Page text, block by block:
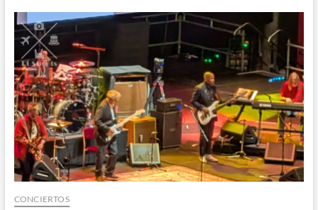
en
Madrid
2026:
una
noche
impecable
en
Noches
del
Botánico.
CONCIERTOS